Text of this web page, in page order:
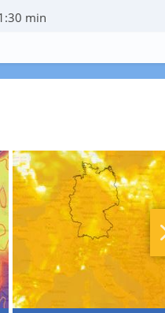
min